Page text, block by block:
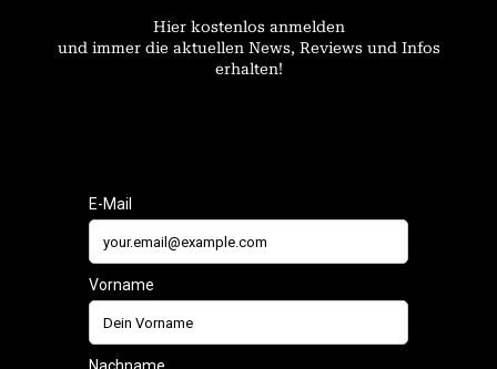
Hier kostenlos anmelden
und immer die aktuellen News, Reviews und Infos
erhalten!